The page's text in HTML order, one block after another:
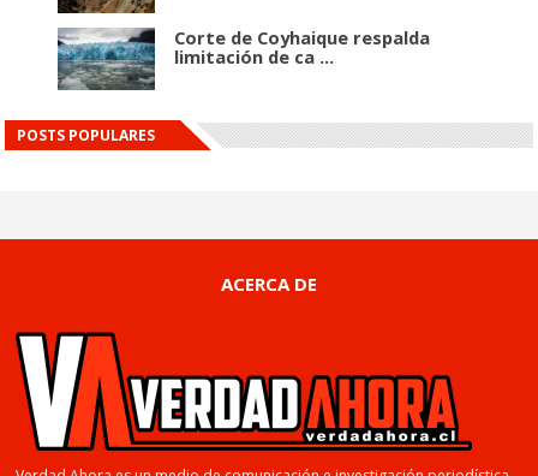
Corte de Coyhaique respalda
limitación de ca ...
POSTS POPULARES
ACERCA DE